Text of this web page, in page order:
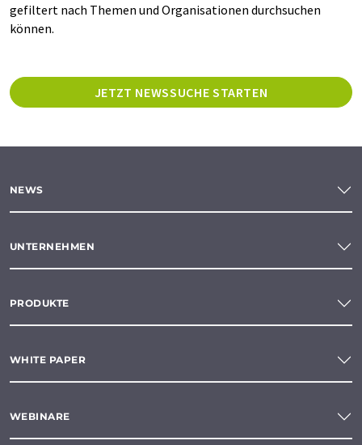
gefiltert nach Themen und Organisationen durchsuchen
können.
JETZT NEWSSUCHE STARTEN
NEWS
UNTERNEHMEN
PRODUKTE
WHITE PAPER
WEBINARE